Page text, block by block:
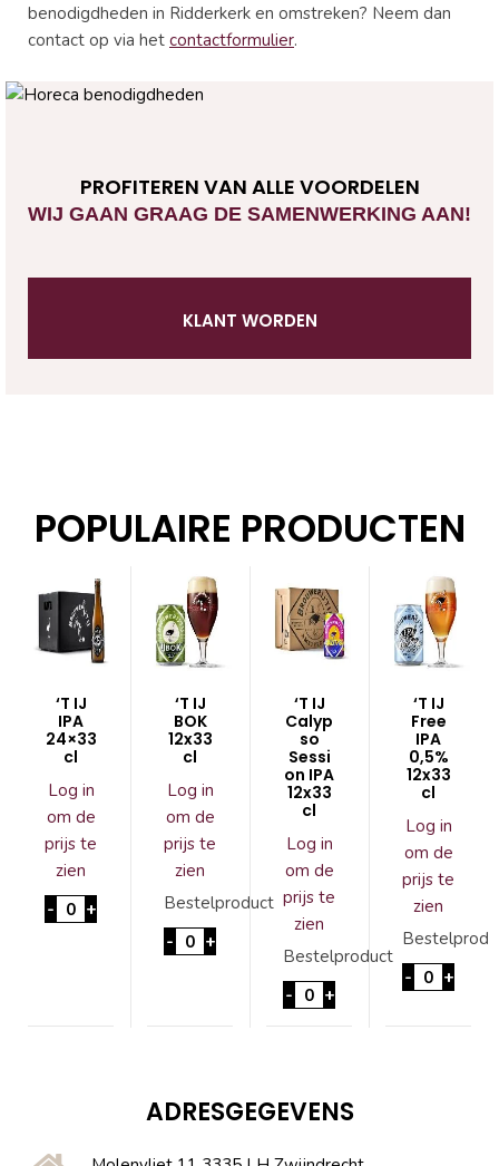
benodigdheden in Ridderkerk en omstreken? Neem dan
contact op via het contactformulier.
PROFITEREN VAN ALLE VOORDELEN
WIJ GAAN GRAAG DE SAMENWERKING AAN!
KLANT WORDEN
POPULAIRE PRODUCTEN
‘T IJ
IPA
24×33
cl
Log in
om de
prijs te
zien
-'T IJ IPA 24x33 cl aantal
+
‘T IJ
BOK
12x33
cl
Log in
om de
prijs te
zien
Bestelproduct
-'T IJ BOK 12x33cl aantal
+
‘T IJ
Calyp
so
Sessi
on IPA
12x33
cl
Log in
om de
prijs te
zien
Bestelproduct
-'T IJ Calypso Session
+
‘T IJ
Free
IPA
0,5%
12x33
cl
Log in
om de
prijs te
zien
-'T IJ Free
+
ADRESGEGEVENS